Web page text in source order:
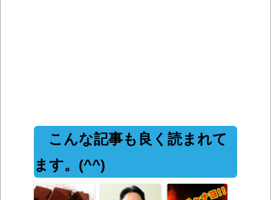
こんな記事も良く読まれて
ます。(^^)